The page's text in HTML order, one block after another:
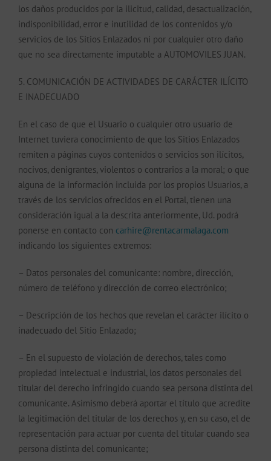
los daños producidos por la ilicitud, calidad, desactualización,
indisponibilidad, error e inutilidad de los contenidos y/o
servicios de los Sitios Enlazados ni por cualquier otro daño
que no sea directamente imputable a AUTOMOVILES JUAN.
5. COMUNICACIÓN DE ACTIVIDADES DE CARÁCTER ILÍCITO
E INADECUADO
En el caso de que el Usuario o cualquier otro usuario de
Internet tuviera conocimiento de que los Sitios Enlazados
remiten a páginas cuyos contenidos o servicios son ilícitos,
nocivos, denigrantes, violentos o contrarios a la moral; o que
alguna de la información incluida por los propios Usuarios, a
través de los servicios ofrecidos en el Portal, tienen una
consideración igual a la descrita anteriormente, Ud. podrá
ponerse en contacto con carhire@rentacarmalaga.com
indicando los siguientes extremos:
– Datos personales del comunicante: nombre, dirección,
número de teléfono y dirección de correo electrónico;
– Descripción de los hechos que revelan el carácter ilícito o
inadecuado del Sitio Enlazado;
– En el supuesto de violación de derechos, tales como
propiedad intelectual e industrial, los datos personales del
titular del derecho infringido cuando sea persona distinta del
comunicante. Asimismo deberá aportar el título que acredite
la legitimación del titular de los derechos y, en su caso, el de
representación para actuar por cuenta del titular cuando sea
persona distinta del comunicante;